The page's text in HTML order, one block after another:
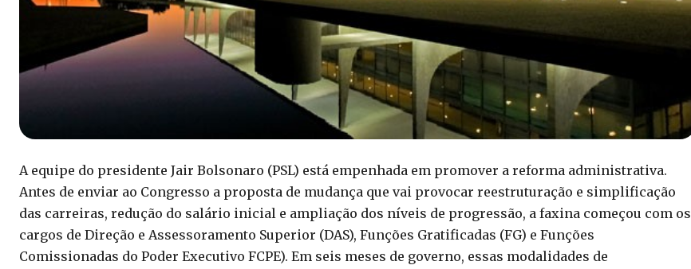
A equipe do presidente Jair Bolsonaro (PSL) está empenhada em promover a reforma administrativa.
Antes de enviar ao Congresso a proposta de mudança que vai provocar reestruturação e simplificação
das carreiras, redução do salário inicial e ampliação dos níveis de progressão, a faxina começou com os
cargos de Direção e Assessoramento Superior (DAS), Funções Gratificadas (FG) e Funções
Comissionadas do Poder Executivo FCPE). Em seis meses de governo, essas modalidades de